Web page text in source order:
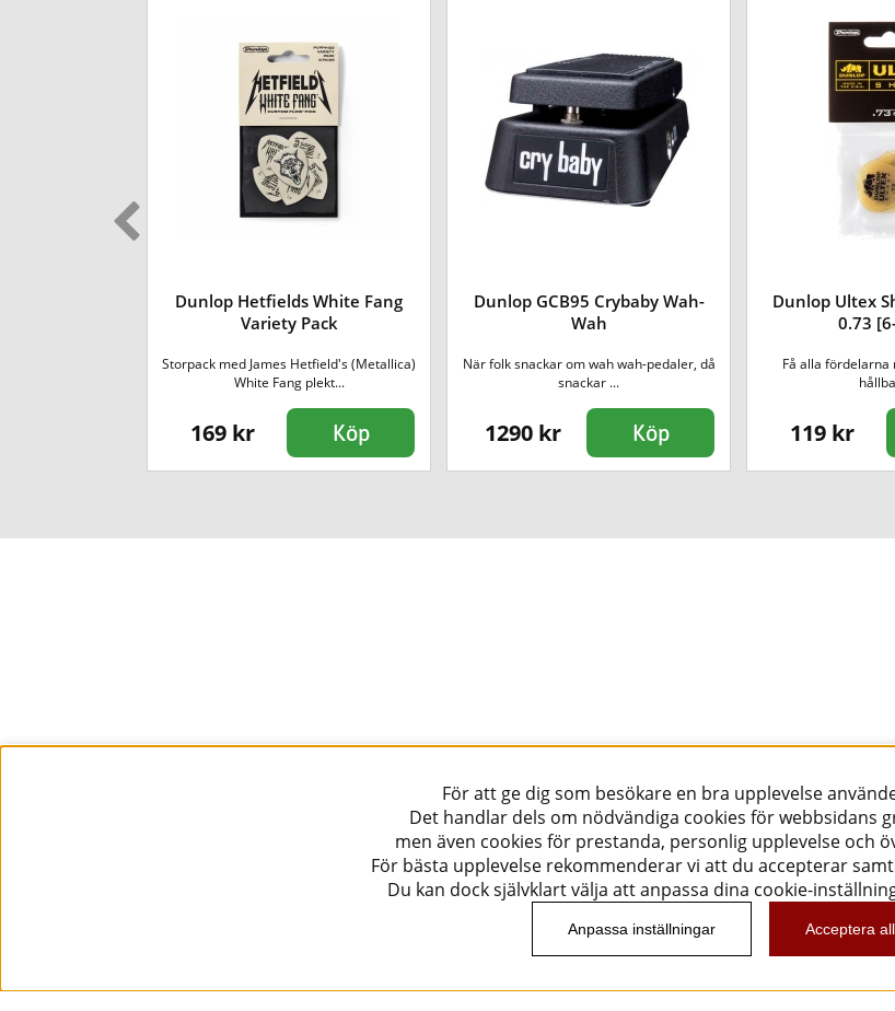
Dunlop Hetfields White Fang
Variety Pack
Storpack med James Hetfield's (Metallica)
White Fang plekt...
169 kr Köp
Dunlop GCB95 Crybaby Wah-
Wah
När folk snackar om wah wah-pedaler, då
snackar ...
1290 kr Köp
Dunlop Ultex
0.73
Få alla
119 kr
För att ge dig som besökare en bra upplevelse
Det handlar dels om nödvändiga cookies för webbsidans
men även cookies för prestanda, personlig upplevelse och
För bästa upplevelse rekommenderar vi att du accepterar
Du kan dock självklart välja att anpassa dina cookie-
Anpassa inställningar Acceptera